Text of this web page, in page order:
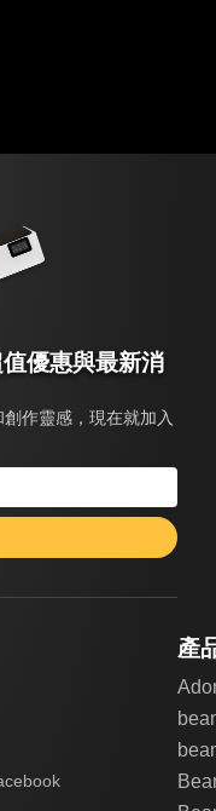
優惠與最新消
作靈感，現在就加入
產